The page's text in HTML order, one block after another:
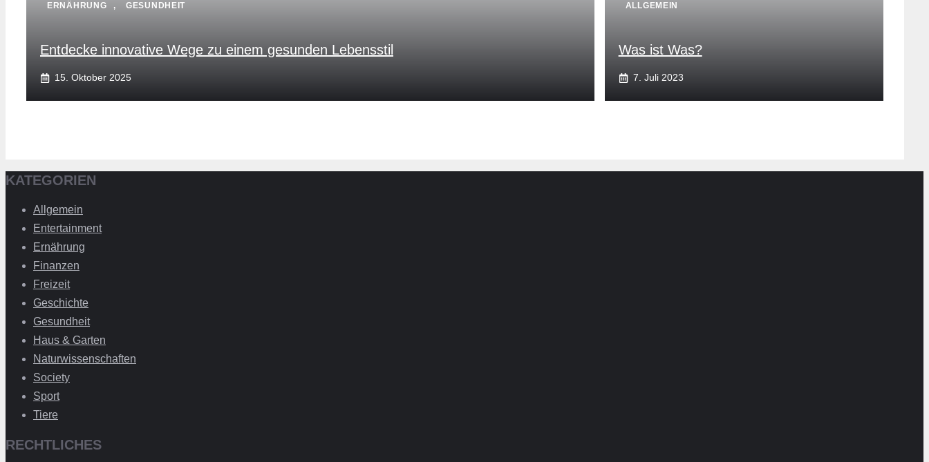
ERNÄHRUNG , GESUNDHEIT
Entdecke innovative Wege zu einem gesunden Lebensstil
15. Oktober 2025
ALLGEMEIN
Was ist Was?
7. Juli 2023
KATEGORIEN
Allgemein
Entertainment
Ernährung
Finanzen
Freizeit
Geschichte
Gesundheit
Haus & Garten
Naturwissenschaften
Society
Sport
Tiere
RECHTLICHES